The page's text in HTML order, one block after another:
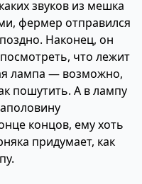
звуков из мешка
фермер отправился
Наконец, он
что лежит
лампа — возможно,
пошутить. А в лампу
концов, ему хоть
придумает, как